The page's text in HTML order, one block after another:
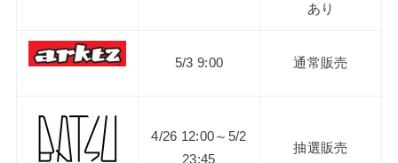
あり
5/3 9:00 通常販売
4/26 12:00～5/2
23:45
抽選販売